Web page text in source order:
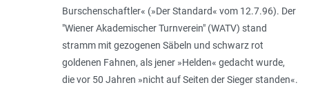
Burschenschaftler« (»Der Standard« vom 12.7.96). Der
"Wiener Akademischer Turnverein" (WATV) stand
stramm mit gezogenen Säbeln und schwarz rot
goldenen Fahnen, als jener »Helden« gedacht wurde,
die vor 50 Jahren »nicht auf Seiten der Sieger standen«.